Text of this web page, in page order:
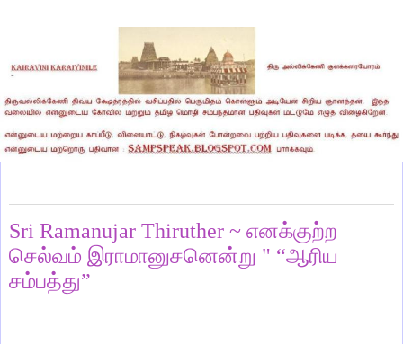
Sri Ramanujar Thiruther ~ எனக்குற்ற
செல்வம் இராமானுசனென்று " “ஆரிய
சம்பத்து”